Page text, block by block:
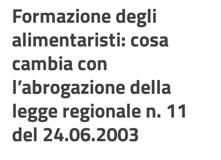
Formazione degli
alimentaristi: cosa
cambia con
l’abrogazione della
legge regionale n. 11
del 24.06.2003